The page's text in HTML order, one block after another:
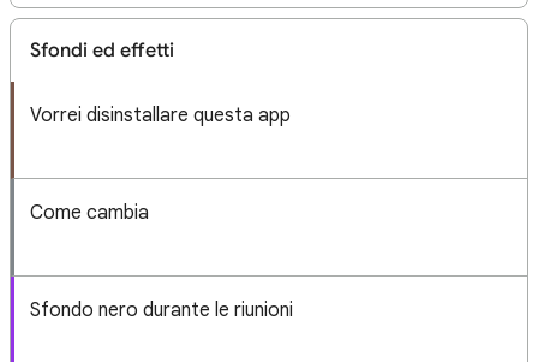
Sfondi ed effetti
Vorrei disinstallare questa app
Come cambia
Sfondo nero durante le riunioni